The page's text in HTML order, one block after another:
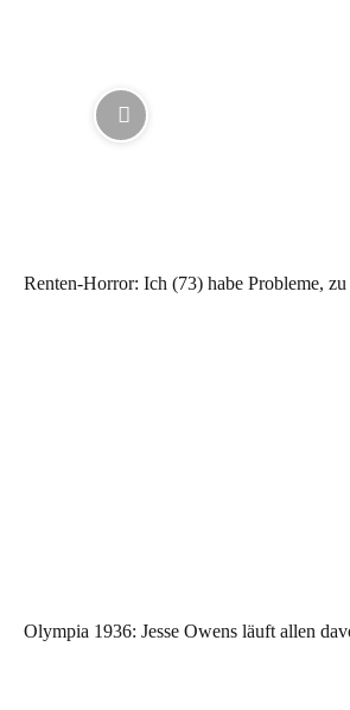
Renten-Horror: Ich (73) habe Probleme, zu
Olympia 1936: Jesse Owens läuft allen